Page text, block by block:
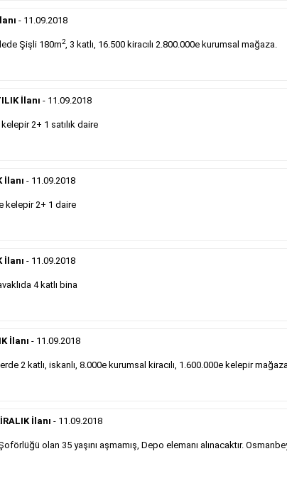
ederek farklı ilan türleri hakkında detaylara ulaşabilir,
Sarı sayfa ilanlar alım- satım, duyuru, mini reklam
ilanlara göre daha ekonomiktir.
Kampanyalarımız
- 11.09.2018
Şişli 180m2, 3 katlı, 16.500 kiracılı 2.800.000e kurumsal mağaza.
İlanı - 11.09.2018
kelepir 2+ 1 satılık daire
İlanı - 11.09.2018
kelepir 2+ 1 daire
İlanı - 11.09.2018
4 katlı bina
İlanı - 11.09.2018
2 katlı, iskanlı, 8.000e kurumsal kiracılı, 1.600.000e kelepir
İlanı - 11.09.2018
olan 35 yaşını aşmamış, Depo elemanı alınacaktır.